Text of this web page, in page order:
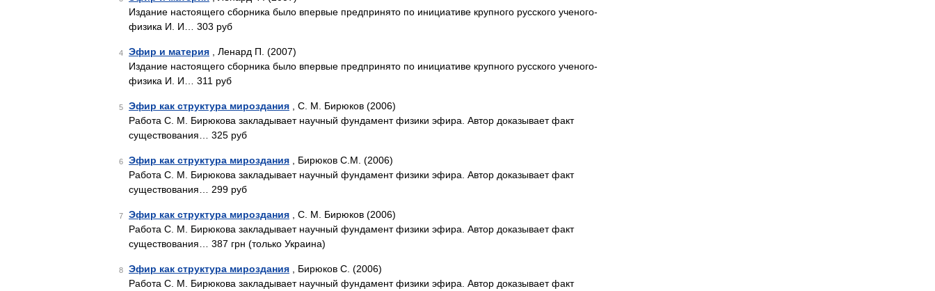
Издание настоящего сборника было впервые предпринято по инициативе крупного русского ученого-
физика И. И… 303 руб
4 Эфир и материя , Ленард П. (2007)
Издание настоящего сборника было впервые предпринято по инициативе крупного русского ученого-
физика И. И… 311 руб
5 Эфир как структура мироздания , С. М. Бирюков (2006)
Работа С. М. Бирюкова закладывает научный фундамент физики эфира. Автор доказывает факт
существования… 325 руб
6 Эфир как структура мироздания , Бирюков С.М. (2006)
Работа С. М. Бирюкова закладывает научный фундамент физики эфира. Автор доказывает факт
существования… 299 руб
7 Эфир как структура мироздания , С. М. Бирюков (2006)
Работа С. М. Бирюкова закладывает научный фундамент физики эфира. Автор доказывает факт
существования… 387 грн (только Украина)
8 Эфир как структура мироздания , Бирюков С. (2006)
Работа С. М. Бирюкова закладывает научный фундамент физики эфира. Автор доказывает факт